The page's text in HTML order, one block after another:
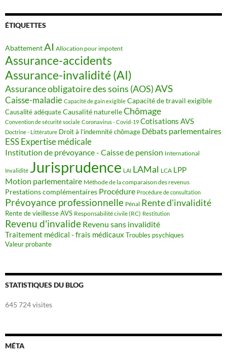
ÉTIQUETTES
AbattementAI Allocation pour impotent
Assurance-accidents
Assurance-invalidité (AI)
Assurance obligatoire des soins (AOS)AVS
Caisse-maladie Capacité de gain exigible Capacité de travail exigible
Causalité adéquate Causalité naturelleChômage
Convention de sécurité sociale Coronavirus - Covid-19 Cotisations AVS
Doctrine - Littérature Droit à l’indemnité chômage Débats parlementaires
ESSExpertise médicale
Institution de prévoyance - Caisse de pension International
Invalidité Jurisprudence LAI LAMal LCA LPP
Motion parlementaire Méthode de la comparaison des revenus
Prestations complémentaires Procédure Procédure de consultation
Prévoyance professionnelle Pénal Rente d'invalidité
Rente de vieillesse AVS Responsabilité civile (RC) Restitution
Revenu d'invalide Revenu sans invalidité
Traitement médical - frais médicaux Troubles psychiques
Valeur probante
STATISTIQUES DU BLOG
645 724 visites
MÉTA